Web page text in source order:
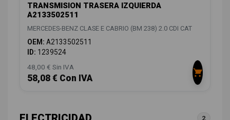
TRANSMISION TRASERA IZQUIERDA
A2133502511
MERCEDES-BENZ CLASE E CABRIO (BM 238) 2.0 CDI CAT
OEM: A2133502511
ID: 1239524
48,00 € Sin IVA
58,08 € Con IVA
2